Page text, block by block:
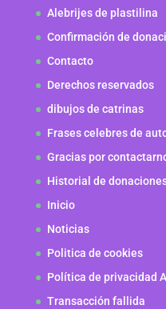
Alebrijes de plastilina
Confirmación de
Contacto
Derechos reservados
dibujos de catrinas
Frases celebres de
Gracias por
Historial de
Inicio
Noticias
Politica de cookies
Política de privacidad
Transacción fallida